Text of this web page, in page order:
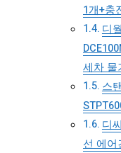
1개+충
디
세차 물
스
디
선 에어